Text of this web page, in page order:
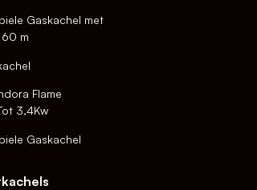
Gaskachel met
m
Flame
3,4Kw
Gaskachel